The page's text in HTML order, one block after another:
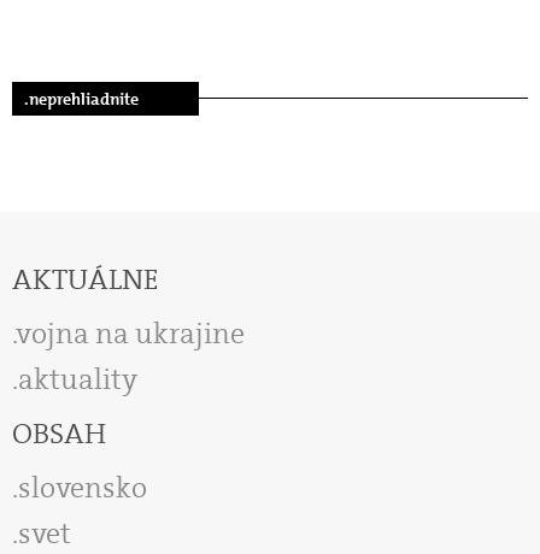
.neprehliadnite
AKTUÁLNE
vojna na ukrajine
aktuality
OBSAH
slovensko
svet